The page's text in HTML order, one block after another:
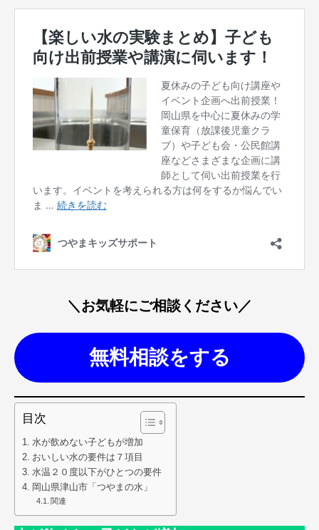
＼お気軽にご相談ください／
無料相談をする
目次
水が飲めない子どもが増加
おいしい水の要件は７項目
水温２０度以下がひとつの要件
岡山県津山市「つやまの水」
関連